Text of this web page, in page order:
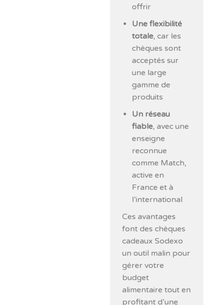
offrir
Une flexibilité
totale, car les
chèques sont
acceptés sur
une large
gamme de
produits
Un réseau
fiable, avec une
enseigne
reconnue
comme Match,
active en
France et à
l’international
Ces avantages
font des chèques
cadeaux Sodexo
un outil malin pour
gérer votre
budget
alimentaire tout en
profitant d’une